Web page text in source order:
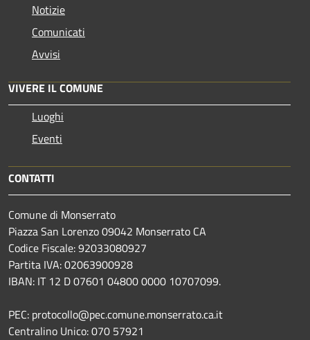
Notizie
Comunicati
Avvisi
VIVERE IL COMUNE
Luoghi
Eventi
CONTATTI
Comune di Monserrato
Piazza San Lorenzo 09042 Monserrato CA
Codice Fiscale: 92033080927
Partita IVA: 02063900928
IBAN: IT 12 D 07601 04800 0000 10707099.
PEC: protocollo@pec.comune.monserrato.ca.it
Centralino Unico: 070 57921